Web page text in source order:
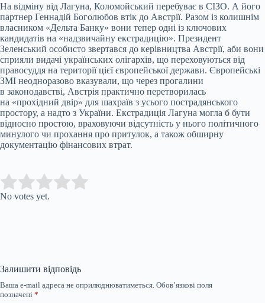
На відміну від Лагуна, Коломойський перебуває в СІЗО. А його
партнер Геннадій Боголюбов втік до Австрії. Разом із колишнім
власником «Дельта Банку» вони тепер одні із ключових
кандидатів на «надзвичайну екстрадицію». Президент
Зеленський особисто звертався до керівництва Австрії, аби вони
сприяли видачі українських олігархів, що переховуються від
правосуддя на території цієї європейської держави. Європейські
ЗМІ неодноразово вказували, що через прогалини
в законодавстві, Австрія практично перетворилась
на «прохідний двір» для шахраїв з усього пострадянського
простору, а надто з України. Екстрадиція Лагуна могла б бути
відносно простою, враховуючи відсутність у нього політичного
минулого чи прохання про притулок, а також обширну
документацію фінансових втрат.
Rate this item:
No votes yet.
Залишити відповідь
Ваша e-mail адреса не оприлюднюватиметься. Обов’язкові поля
позначені *